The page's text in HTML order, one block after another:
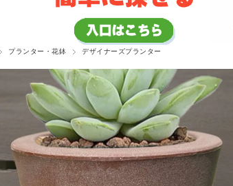
プランター・花鉢 デザイナーズプランター